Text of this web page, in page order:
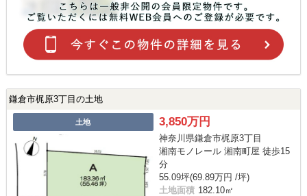
鎌倉市梶原3丁目の土地
土地 3,850万円
神奈川県鎌倉市梶原3丁目
湘南モノレール 湘南町屋 徒歩15
分
55.09坪(69.89万円 /坪)
土地面積 182.10㎡